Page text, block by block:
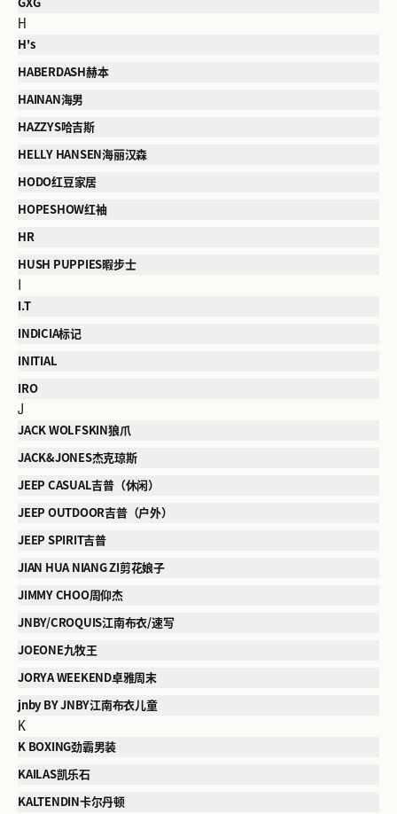
GXG
H
H's
HABERDASH赫本
HAINAN海男
HAZZYS哈吉斯
HELLY HANSEN海丽汉森
HODO红豆家居
HOPESHOW红袖
HR
HUSH PUPPIES暇步士
I
I.T
INDICIA标记
INITIAL
IRO
J
JACK WOLFSKIN狼爪
JACK&JONES杰克琼斯
JEEP CASUAL吉普（休闲）
JEEP OUTDOOR吉普（户外）
JEEP SPIRIT吉普
JIAN HUA NIANG ZI剪花娘子
JIMMY CHOO周仰杰
JNBY/CROQUIS江南布衣/速写
JOEONE九牧王
JORYA WEEKEND卓雅周末
jnby BY JNBY江南布衣儿童
K
K BOXING劲霸男装
KAILAS凯乐石
KALTENDIN卡尔丹顿